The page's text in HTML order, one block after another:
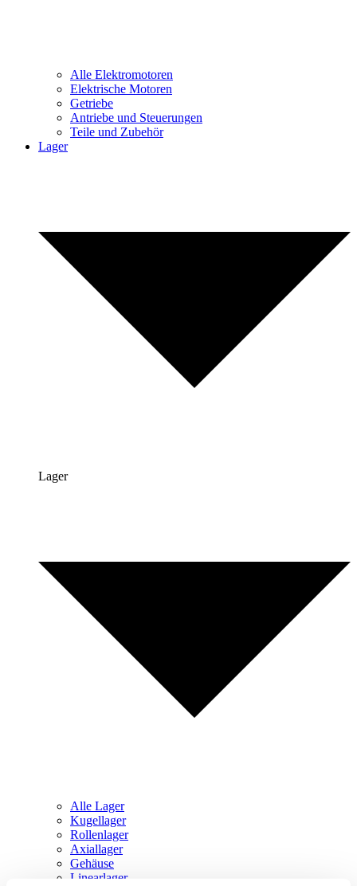
Alle Elektromotoren
Elektrische Motoren
Getriebe
Antriebe und Steuerungen
Teile und Zubehör
Lager
Lager
Alle Lager
Kugellager
Rollenlager
Axiallager
Gehäuse
Linearlager